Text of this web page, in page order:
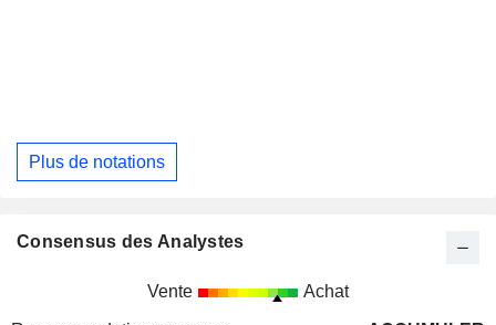
Plus de notations
Consensus des Analystes
Vente Achat